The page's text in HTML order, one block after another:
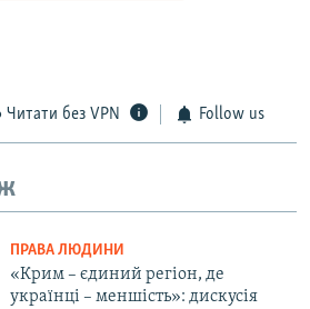
Читати без VPN Follow us
ПРАВА ЛЮДИНИ
«Крим – єдиний регіон, де
українці – меншість»: дискусія